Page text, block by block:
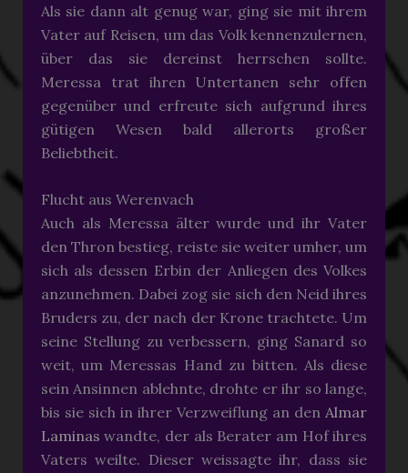
Als sie dann alt genug war, ging sie mit ihrem
Vater auf Reisen, um das Volk kennenzulernen,
über das sie dereinst herrschen sollte.
Meressa trat ihren Untertanen sehr offen
gegenüber und erfreute sich aufgrund ihres
gütigen Wesen bald allerorts großer
Beliebtheit.
Flucht aus Werenvach
Auch als Meressa älter wurde und ihr Vater
den Thron bestieg, reiste sie weiter umher, um
sich als dessen Erbin der Anliegen des Volkes
anzunehmen. Dabei zog sie sich den Neid ihres
Bruders zu, der nach der Krone trachtete. Um
seine Stellung zu verbessern, ging Sanard so
weit, um Meressas Hand zu bitten. Als diese
sein Ansinnen ablehnte, drohte er ihr so lange,
bis sie sich in ihrer Verzweiflung an denAlmar
Laminas wandte, der als Berater am Hof ihres
Vaters weilte. Dieser weissagte ihr, dass sie